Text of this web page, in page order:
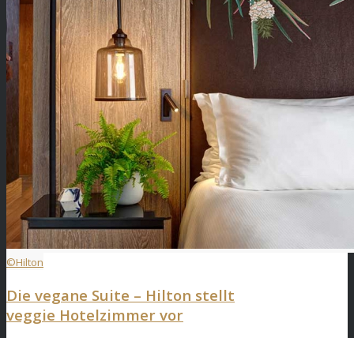
©Hilton
Die vegane Suite – Hilton stellt
veggie Hotelzimmer vor